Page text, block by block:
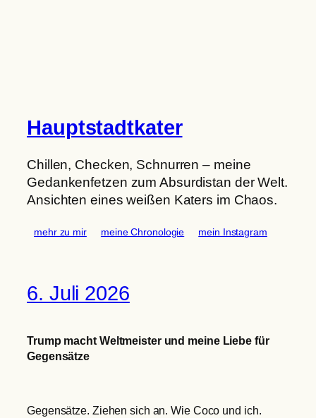
Hauptstadtkater
Chillen, Checken, Schnurren – meine
Gedankenfetzen zum Absurdistan der Welt.
Ansichten eines weißen Katers im Chaos.
mehr zu mir meine Chronologie mein Instagram
6. Juli 2026
Trump macht Weltmeister und meine Liebe für
Gegensätze
Gegensätze. Ziehen sich an. Wie Coco und ich.